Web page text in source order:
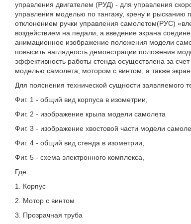
управления двигателем (РУД) - для управления
управления моделью по тангажу, крену и рысканию
отклонением ручки управления самолетом(РУС)
воздействием на педали, а введение экрана
анимационное изображение положения модели
повысить наглядность демонстрации положения
эффективность работы стенда осуществлена за
моделью самолета, мотором с винтом, а также
Для пояснения технической сущности заявляемого
Фиг. 1 - общий вид корпуса в изометрии,
Фиг. 2 - изображение крыла модели самолета
Фиг. 3 - изображение хвостовой части модели
Фиг. 4 - общий вид стенда в изометрии,
Фиг. 5 - схема электронного комплекса,
Где:
1. Корпус
2. Мотор с винтом
3. Прозрачная труба